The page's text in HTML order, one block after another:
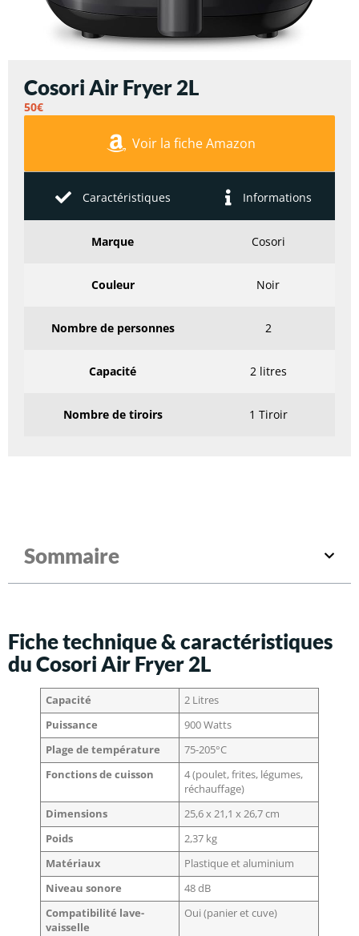
Cosori Air Fryer 2L
50€
Voir la fiche Amazon
Caractéristiques Informations
Marque Cosori
Couleur Noir
Nombre de personnes 2
Capacité 2 litres
Nombre de tiroirs 1 Tiroir
Sommaire
Fiche technique & caractéristiques
du Cosori Air Fryer 2L
Capacité
2 Litres
Puissance
900 Watts
Plage de température
75-205°C
Fonctions de cuisson
4 (poulet, frites, légumes,
réchauffage)
Dimensions
25,6 x 21,1 x 26,7 cm
Poids
2,37 kg
Matériaux
Plastique et aluminium
Niveau sonore
48 dB
Compatibilité lave-
vaisselle
Oui (panier et cuve)